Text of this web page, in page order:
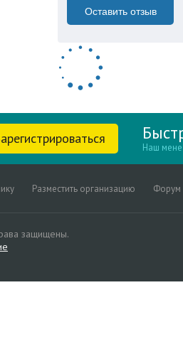
Оставить отзыв
Наш
Разместить организацию Форум
защищены.